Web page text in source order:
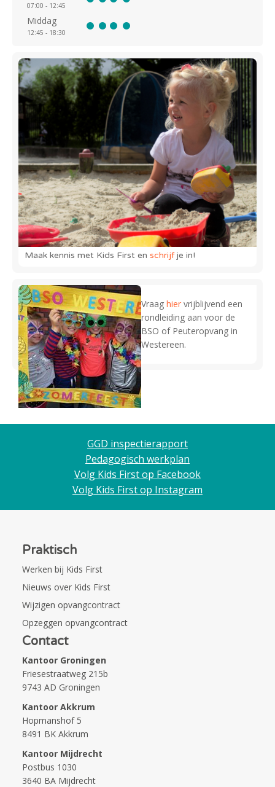
07:00 - 12:45
Middag
12:45 - 18:30
Maak kennis met Kids First en schrijfje in!
Vraag hier vrijblijvend een
rondleiding aan voor de
BSO of Peuteropvang in
Westereen.
GGD inspectierapport
Pedagogisch werkplan
Volg Kids First op Facebook
Volg Kids First op Instagram
Praktisch
Werken bij Kids First
Nieuws over Kids First
Wijzigen opvangcontract
Opzeggen opvangcontract
Contact
Kantoor Groningen
Friesestraatweg 215b
9743 AD Groningen
Kantoor Akkrum
Hopmanshof 5
8491 BK Akkrum
Kantoor Mijdrecht
Postbus 1030
3640 BA Mijdrecht